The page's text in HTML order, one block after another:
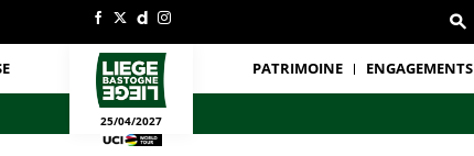
25/04/2027
PATRIMOINE ENGAGEMENTS